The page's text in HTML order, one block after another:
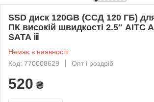
SSD диск 120GB (ССД 120 ГБ)
ПК високій швидкості 2.5" AITC
SATA ⅲ
Немає в наявності
Код: 770008629
Опт і роздріб
520 ₴